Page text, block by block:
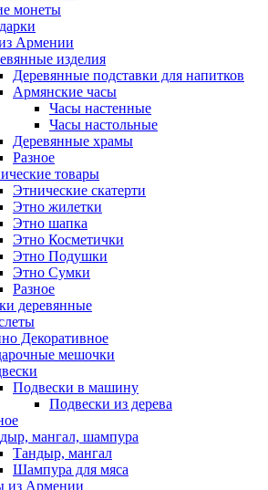
монеты
Армении
изделия
Деревянные подставки для напитков
Армянские часы
Часы настенные
Часы настольные
Деревянные храмы
Разное
товары
Этнические скатерти
Этно жилетки
Этно шапка
Этно Косметички
Этно Подушки
Этно Сумки
Разное
деревянные
Декоративное
мешочки
Подвески в машину
Подвески из дерева
мангал, шампура
Тандыр, мангал
Шампура для мяса
из Армении